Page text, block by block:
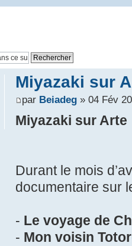
Miyazaki sur
par Beiadeg» 04 Fév
Miyazaki sur Arte
Durant le mois
documentaire sur
- Le voyage de
- Mon voisin